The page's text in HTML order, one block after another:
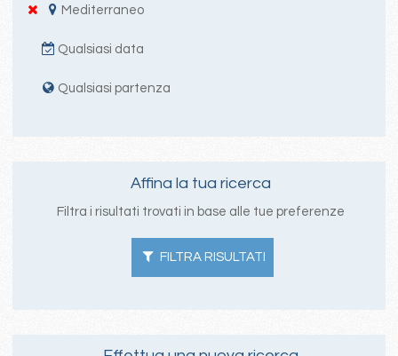
Mediterraneo
Qualsiasi data
Qualsiasi partenza
Affina la tua ricerca
Filtra i risultati trovati in base alle tue preferenze
FILTRA RISULTATI